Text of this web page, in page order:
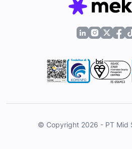
© Copyright 2026 - PT Mid